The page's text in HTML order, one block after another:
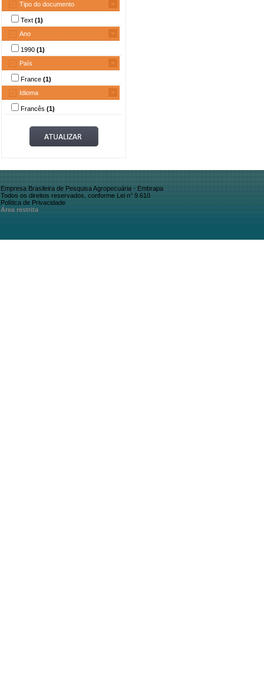
Tipo do documento
Text (1)
Ano
1990 (1)
País
France (1)
Idioma
Francês (1)
Empresa Brasileira de Pesquisa Agropecuária - Embrapa
Todos os direitos reservados, conforme Lei n° 9.610
Política de Privacidade
Área restrita